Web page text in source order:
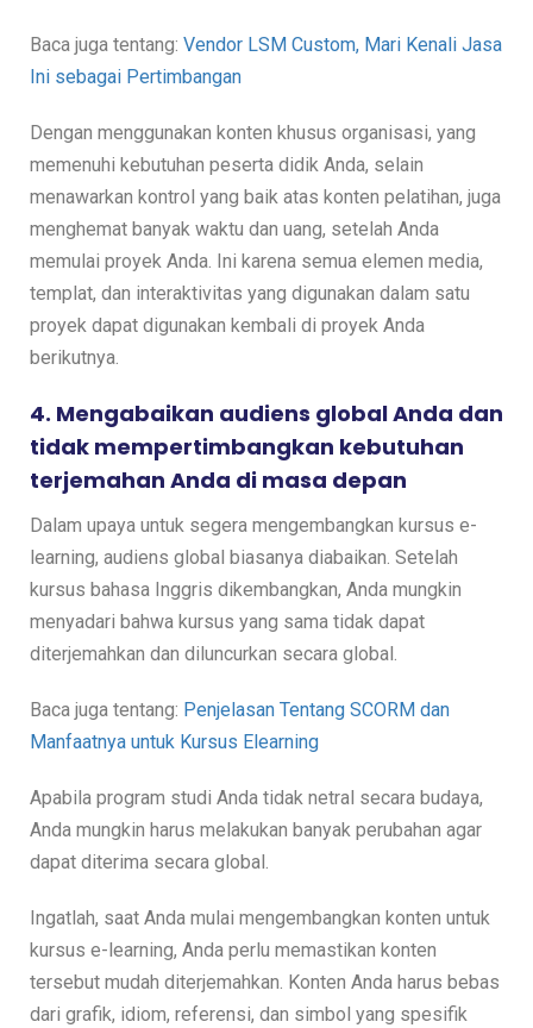
Baca juga tentang: Vendor LSM Custom, Mari Kenali Jasa
Ini sebagai Pertimbangan
Dengan menggunakan konten khusus organisasi, yang
memenuhi kebutuhan peserta didik Anda, selain
menawarkan kontrol yang baik atas konten pelatihan, juga
menghemat banyak waktu dan uang, setelah Anda
memulai proyek Anda. Ini karena semua elemen media,
templat, dan interaktivitas yang digunakan dalam satu
proyek dapat digunakan kembali di proyek Anda
berikutnya.
4. Mengabaikan audiens global Anda dan
tidak mempertimbangkan kebutuhan
terjemahan Anda di masa depan
Dalam upaya untuk segera mengembangkan kursus e-
learning, audiens global biasanya diabaikan. Setelah
kursus bahasa Inggris dikembangkan, Anda mungkin
menyadari bahwa kursus yang sama tidak dapat
diterjemahkan dan diluncurkan secara global.
Baca juga tentang: Penjelasan Tentang SCORM dan
Manfaatnya untuk Kursus Elearning
Apabila program studi Anda tidak netral secara budaya,
Anda mungkin harus melakukan banyak perubahan agar
dapat diterima secara global.
Ingatlah, saat Anda mulai mengembangkan konten untuk
kursus e-learning, Anda perlu memastikan konten
tersebut mudah diterjemahkan. Konten Anda harus bebas
dari grafik, idiom, referensi, dan simbol yang spesifik